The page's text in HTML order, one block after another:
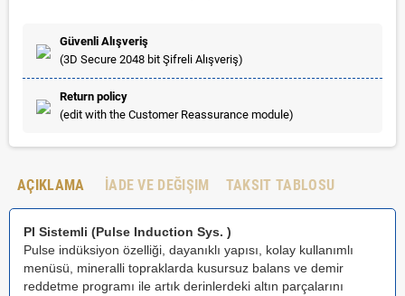
Güvenli Alışveriş
(3D Secure 2048 bit Şifreli Alışveriş)
Return policy
(edit with the Customer Reassurance module)
AÇIKLAMA İADE VE DEĞIŞIM TAKSIT TABLOSU
PI Sistemli (Pulse Induction Sys. )
Pulse indüksiyon özelliği, dayanıklı yapısı, kolay kullanımlı
menüsü, mineralli topraklarda kusursuz balans ve demir
reddetme programı ile artık derinlerdeki altın parçalarını